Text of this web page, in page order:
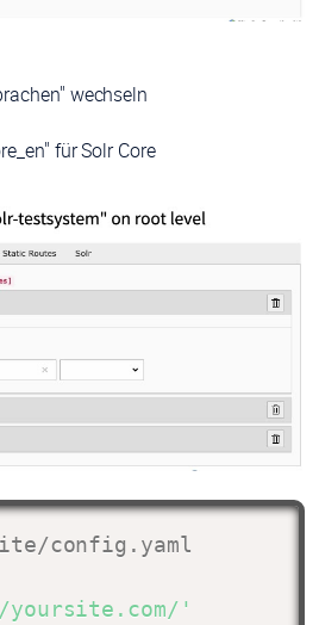
wechseln
für Solr Core
config.yaml
'